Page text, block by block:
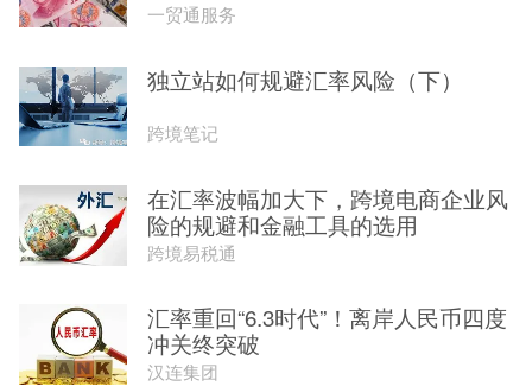
一贸通服务
独立站如何规避汇率风险（下）
跨境笔记
在汇率波幅加大下，跨境电商企业风
险的规避和金融工具的选用
跨境易税通
汇率重回“6.3时代”！离岸人民币四度
冲关终突破
汉连集团